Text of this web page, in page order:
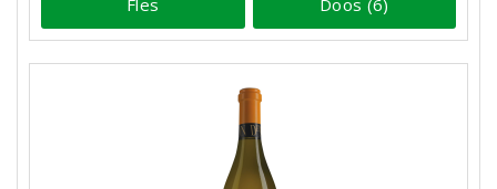
Fles Doos (6)